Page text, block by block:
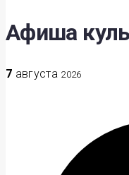
Афиша
7 августа 2026